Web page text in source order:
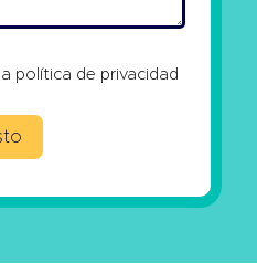
política de privacidad